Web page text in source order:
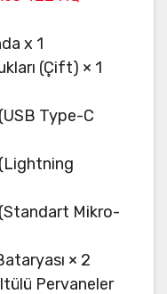
x 1
(Çift) × 1
Type-C
Mikro-
× 2
Pervaneler